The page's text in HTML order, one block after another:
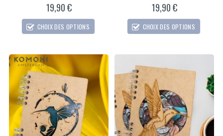
19,90€
CHOIX DES OPTIONS
19,90€
CHOIX DES OPTIONS